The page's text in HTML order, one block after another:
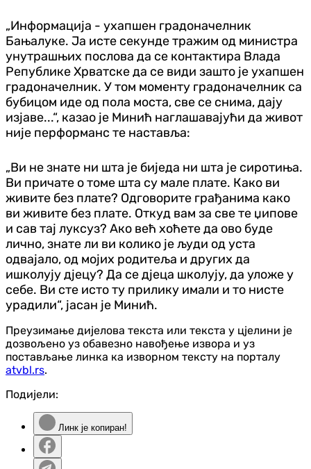
„Информација - ухапшен градоначелник
Бањалуке. Ја исте секунде тражим од министра
унутрашњих послова да се контактира Влада
Републике Хрватске да се види зашто је ухапшен
градоначелник. У том моменту градоначелник са
бубицом иде од пола моста, све се снима, дају
изјаве...“, казао је Минић наглашавајући да живот
није перформанс те наставља:
„Ви не знате ни шта је биједа ни шта је сиротиња.
Ви причате о томе шта су мале плате. Како ви
живите без плате? Одговорите грађанима како
ви живите без плате. Откуд вам за све те џипове
и сав тај луксуз? Ако већ хоћете да ово буде
лично, знате ли ви колико је људи од уста
одвајало, од мојих родитеља и других да
ишколују д‌јецу? Да се д‌јеца школују, да уложе у
себе. Ви сте исто ту прилику имали и то нисте
урадили“, јасан је Минић.
Преузимање дијелова текста или текста у цјелини је
дозвољено уз обавезно навођење извора и уз
постављање линка ка изворном тексту на порталу
atvbl.rs.
Подијели:
Линк је копиран!